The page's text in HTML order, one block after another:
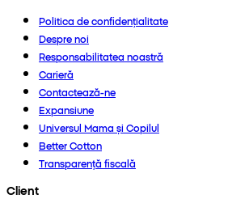
Politica de confidențialitate
Despre noi
Responsabilitatea noastră
Carieră
Contactează-ne
Expansiune
Universul Mama și Copilul
Better Cotton
Transparență fiscală
Client